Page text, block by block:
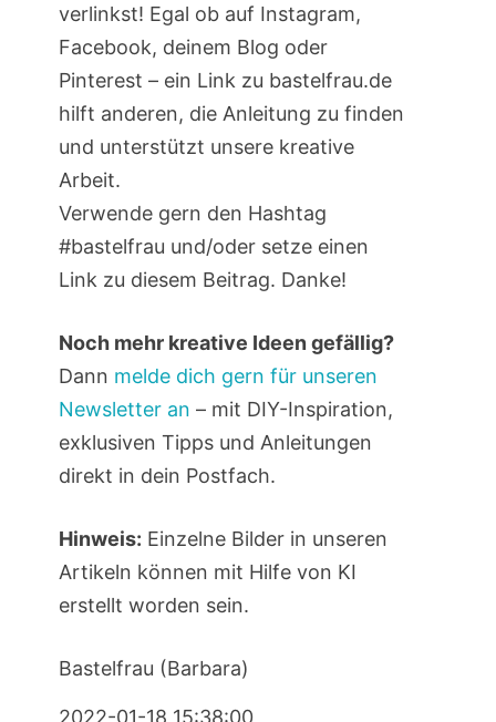
verlinkst! Egal ob auf Instagram,
Facebook, deinem Blog oder
Pinterest – ein Link zu bastelfrau.de
hilft anderen, die Anleitung zu finden
und unterstützt unsere kreative
Arbeit.
Verwende gern den Hashtag
#bastelfrau und/oder setze einen
Link zu diesem Beitrag. Danke!
Noch mehr kreative Ideen gefällig?
Dann melde dich gern für unseren
Newsletter an – mit DIY-Inspiration,
exklusiven Tipps und Anleitungen
direkt in dein Postfach.
Hinweis: Einzelne Bilder in unseren
Artikeln können mit Hilfe von KI
erstellt worden sein.
Bastelfrau (Barbara)
2022-01-18 15:38:00